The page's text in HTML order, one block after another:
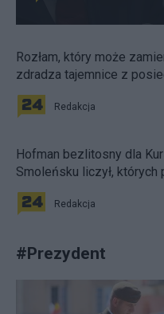
Rozłam, który może
zdradza tajemnice z
Redakcja
Hofman bezlitosny dla
Smoleńsku liczył, których
Redakcja
#Prezydent